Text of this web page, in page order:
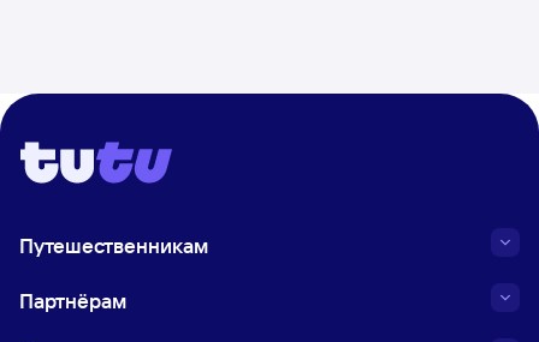
Путешественникам
Партнёрам